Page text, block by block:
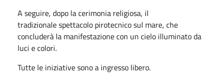
A seguire, dopo la cerimonia religiosa, il
tradizionale spettacolo pirotecnico sul mare, che
concluderà la manifestazione con un cielo illuminato da
luci e colori.
Tutte le iniziative sono a ingresso libero.